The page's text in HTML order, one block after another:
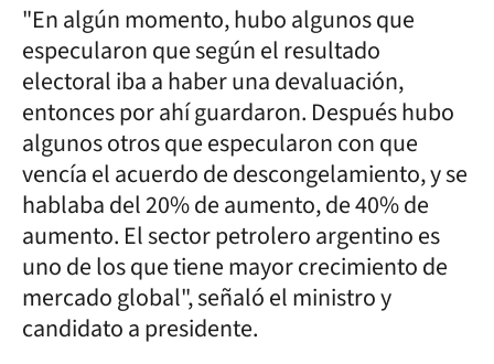
"En algún momento, hubo algunos que
especularon que según el resultado
electoral iba a haber una devaluación,
entonces por ahí guardaron. Después hubo
algunos otros que especularon con que
vencía el acuerdo de descongelamiento, y se
hablaba del 20% de aumento, de 40% de
aumento. El sector petrolero argentino es
uno de los que tiene mayor crecimiento de
mercado global", señaló el ministro y
candidato a presidente.